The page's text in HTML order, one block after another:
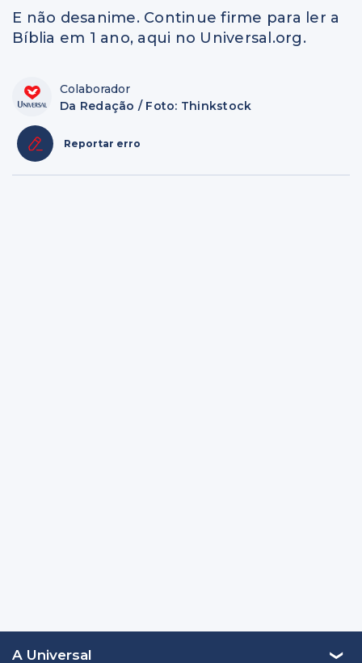
E não desanime. Continue firme para ler a
Bíblia em 1 ano, aqui no Universal.org.
Colaborador
Da Redação / Foto: Thinkstock
Reportar erro
A Universal